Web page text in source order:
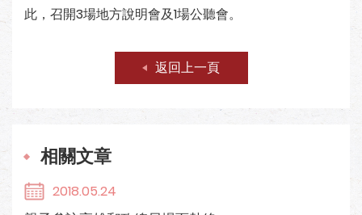
此，召開3場地方說明會及1場公聽會。
返回上一頁
相關文章
2018.05.24